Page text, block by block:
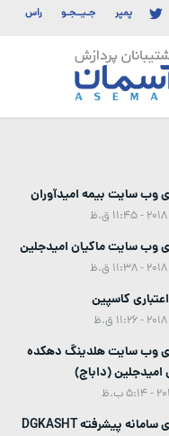
پمپر جـیــجـو راس
وب سایت بیمه امیدآوران
وب سایت ماکیان امیدجلین
کاسپین
وب سایت هلدینگ دهکده
امیدجلین (داباج)
راه اندازی سامانه پیشرفته DGKASHT